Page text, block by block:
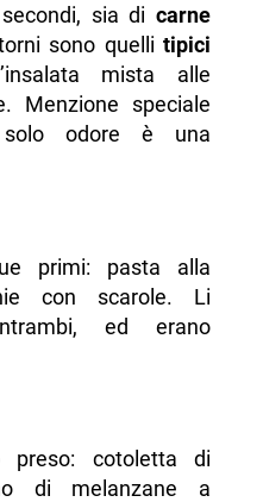
sia dicarne
sono quellitipici
mista alle
Menzione speciale
odore è una
primi: pasta alla
con scarole. Li
ed erano
preso: cotoletta di
di melanzane a